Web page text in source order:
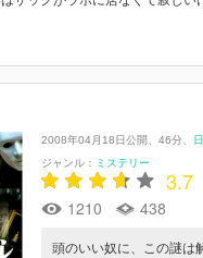
2008年04月18日公開 46分
ジャンル： ミステリー
3.7
1210 438
頭のいい奴に、この謎は